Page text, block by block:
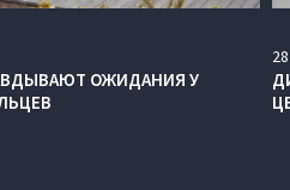
ОЖИДАНИЯ У
28